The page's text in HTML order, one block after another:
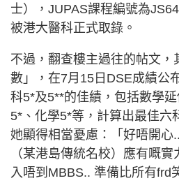
士），JUPAS課程編號為
被港大醫科正式取錄。
不過，翻查樓主過往的帖文，
數」，在7月15日DSE成績公
科5*及5**的佳績，包括數學
5*、化學5*等，計算出最佳六
她顯得相當憂慮：「好唔開心
（某港島傳統名校）應有嘅
入唔到MBBS.. 準備比所有frd